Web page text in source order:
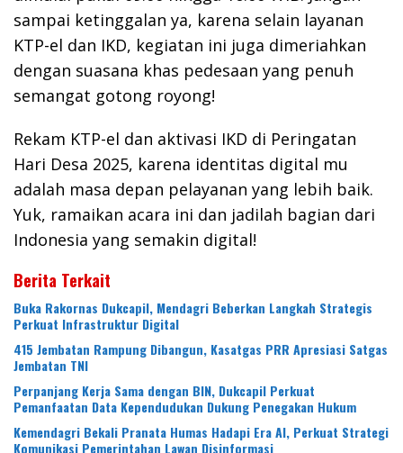
sampai ketinggalan ya, karena selain layanan
KTP-el dan IKD, kegiatan ini juga dimeriahkan
dengan suasana khas pedesaan yang penuh
semangat gotong royong!
Rekam KTP-el dan aktivasi IKD di Peringatan
Hari Desa 2025, karena identitas digital mu
adalah masa depan pelayanan yang lebih baik.
Yuk, ramaikan acara ini dan jadilah bagian dari
Indonesia yang semakin digital!
Berita Terkait
Buka Rakornas Dukcapil, Mendagri Beberkan Langkah Strategis
Perkuat Infrastruktur Digital
415 Jembatan Rampung Dibangun, Kasatgas PRR Apresiasi Satgas
Jembatan TNI
Perpanjang Kerja Sama dengan BIN, Dukcapil Perkuat
Pemanfaatan Data Kependudukan Dukung Penegakan Hukum
Kemendagri Bekali Pranata Humas Hadapi Era AI, Perkuat Strategi
Komunikasi Pemerintahan Lawan Disinformasi